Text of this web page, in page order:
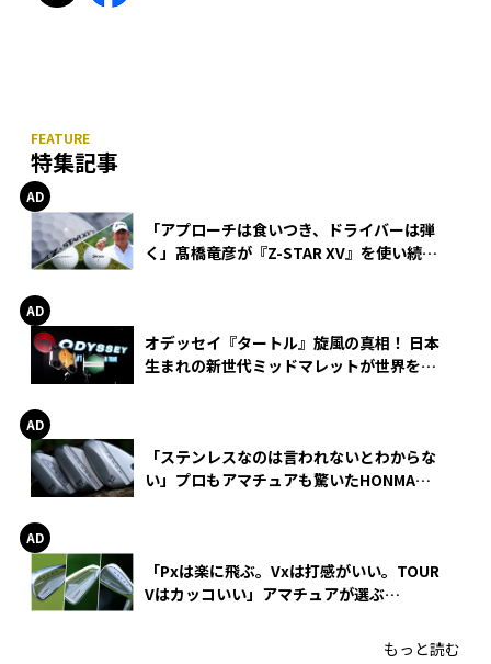
特集記事
「アプローチは食いつき、ドライバーは弾
く」髙橋竜彦が『Z-STAR XV』を使い続け
オデッセイ『タートル』旋風の真相！ 日本
生まれの新世代ミッドマレットが世界を席
「ステンレスなのは言われないとわからな
い」プロもアマチュアも驚いたHONMA
「Pxは楽に飛ぶ。Vxは打感がいい。TOUR
Vはカッコいい」アマチュアが選ぶ
もっと読む